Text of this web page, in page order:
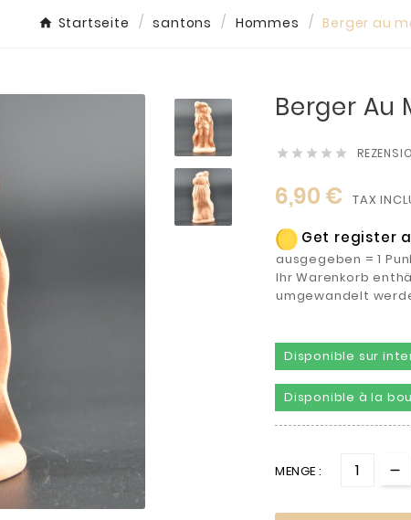
Startseite santons Hommes Berger au

Berger Au
    
6,90 € TAX
Get register
ausgegeben = 1
Ihr Warenkorb
umgewandelt
Disponible sur
Disponible à la
MENGE :